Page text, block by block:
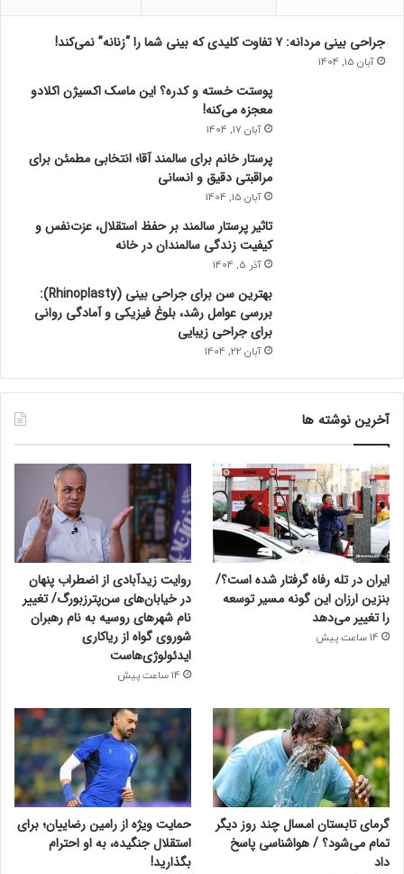
جراحی بینی مردانه: ۷ تفاوت کلیدی که بینی شما را “زنانه” نمی‌کند!
آبان 15, 1404
پوستت خسته و کدره؟ این ماسک اکسیژن اکلادو
معجزه می‌کنه!
آبان 17, 1404
پرستار خانم برای سالمند آقا؛ انتخابی مطمئن برای
مراقبتی دقیق و انسانی
آبان 15, 1404
تاثیر پرستار سالمند بر حفظ استقلال، عزت‌نفس و
کیفیت زندگی سالمندان در خانه
آذر 5, 1404
بهترین سن برای جراحی بینی (Rhinoplasty):
بررسی عوامل رشد، بلوغ فیزیکی و آمادگی روانی
برای جراحی زیبایی
آبان 22, 1404
آخرین نوشته ها
ایران در تله رفاه گرفتار شده است؟/
بنزین ارزان این گونه مسیر توسعه
را تغییر می‌دهد
14 ساعت پیش
روایت زیدآبادی از اضطراب پنهان
در خیابان‌های سن‌پترزبورگ/ تغییر
نام شهرهای روسیه به نام رهبران
شوروی گواه از ریاکاری
ایدئولوژی‌هاست
14 ساعت پیش
گرمای تابستان امسال چند روز دیگر
تمام می‌شود؟ / هواشناسی پاسخ
داد
حمایت ویژه از رامین رضاییان؛ برای
استقلال جنگیده، به او احترام
بگذارید!